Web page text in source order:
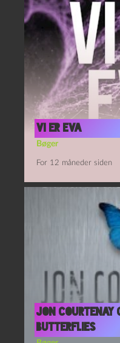
Vi er Eva
Bøger
For 12 måneder siden
Jon Courtenay
Butterflies